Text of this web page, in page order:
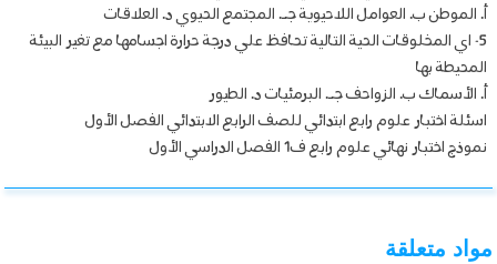
أ. الموطن ب. العوامل اللاحيوية جـ. المجتمع الحيوي د. العلاقات
5- اي المخلوقات الحية التالية تحافظ علي درجة حرارة اجسامها مع تغير البيئة
المحيطة بها
أ. الأسماك ب. الزواحف جـ. البرمئيات د. الطيور
اسئلة اختبار علوم رابع ابتدائي للصف الرابع الابتدائي الفصل الأول
نموذج اختبار نهائي علوم رابع ف1 الفصل الدراسي الأول
مواد متعلقة